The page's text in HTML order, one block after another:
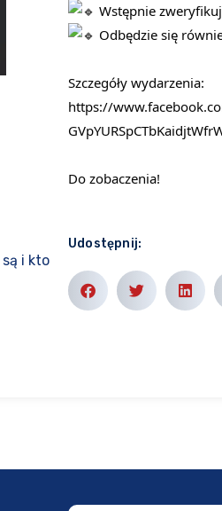
i kto
Wstępnie
Odbędzie się
Szczegóły wydarzenia:
https://
Do zobaczenia!
Udostępnij: